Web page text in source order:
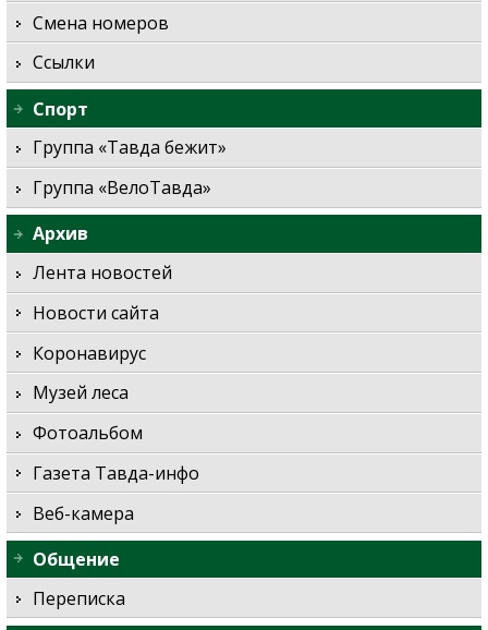
Смена номеров
Ссылки
Спорт
Группа «Тавда бежит»
Группа «ВелоТавда»
Архив
Лента новостей
Новости сайта
Коронавирус
Музей леса
Фотоальбом
Газета Тавда-инфо
Веб-камера
Общение
Переписка